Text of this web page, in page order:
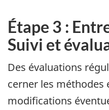
Étape 3 :
Suivi et
Des évaluations
cerner les méthodes
modifications